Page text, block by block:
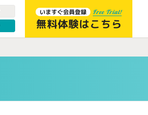
いますぐ会員登録 Free Trial!
無料体験はこちら